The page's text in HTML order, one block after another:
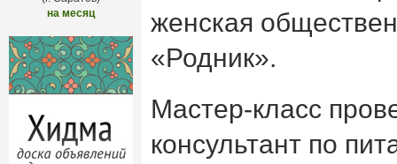
на месяц
женская
«Родник».
Мастер-класс
консультант по